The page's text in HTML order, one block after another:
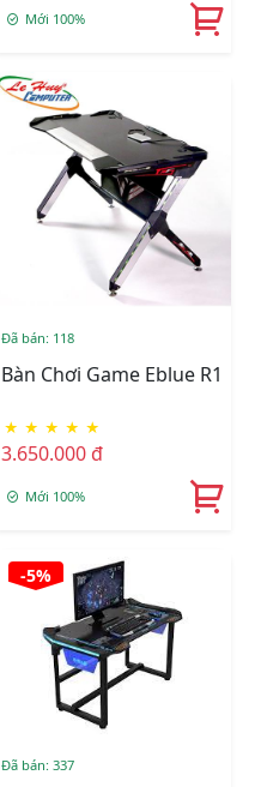
Mới 100%
Đã bán: 118
Bàn Chơi Game Eblue R1
★ ★ ★ ★ ★
3.650.000 đ
Mới 100%
-5%
Đã bán: 337